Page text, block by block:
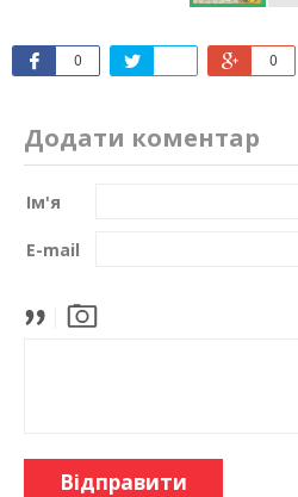
0 0
Додати коментар
Ім'я
E-mail
Відправити